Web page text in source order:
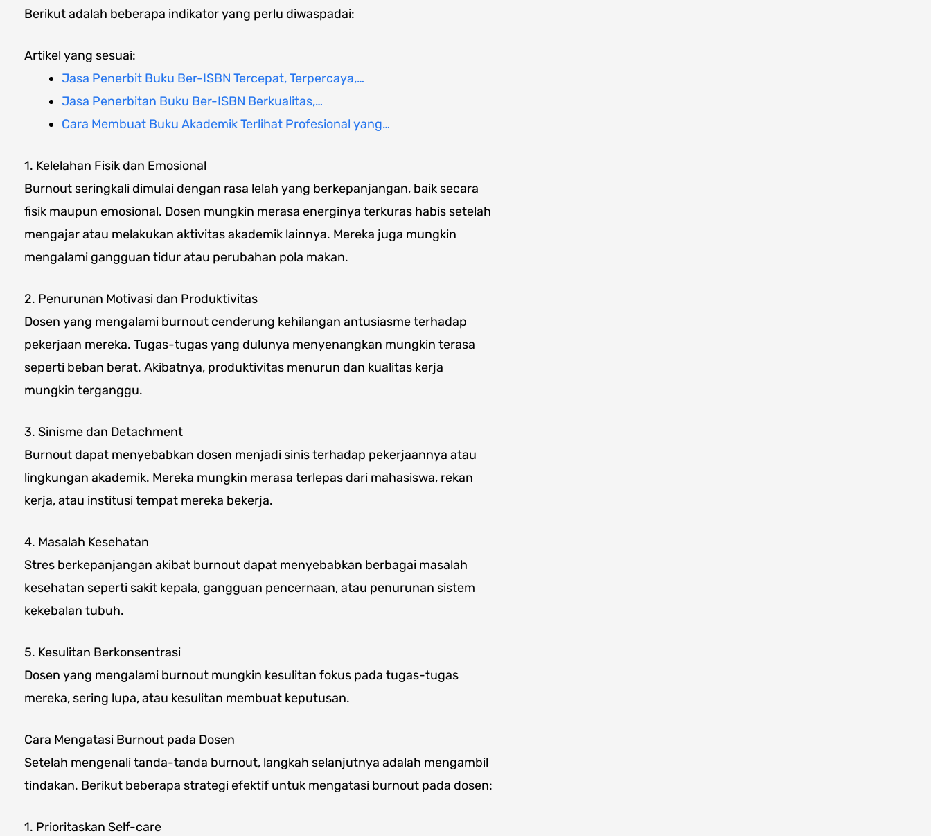
Berikut adalah beberapa indikator yang perlu diwaspadai:
Artikel yang sesuai:
Jasa Penerbit Buku Ber-ISBN Tercepat, Terpercaya,…
Jasa Penerbitan Buku Ber-ISBN Berkualitas,…
Cara Membuat Buku Akademik Terlihat Profesional yang…
1. Kelelahan Fisik dan Emosional
Burnout seringkali dimulai dengan rasa lelah yang berkepanjangan, baik secara
fisik maupun emosional. Dosen mungkin merasa energinya terkuras habis setelah
mengajar atau melakukan aktivitas akademik lainnya. Mereka juga mungkin
mengalami gangguan tidur atau perubahan pola makan.
2. Penurunan Motivasi dan Produktivitas
Dosen yang mengalami burnout cenderung kehilangan antusiasme terhadap
pekerjaan mereka. Tugas-tugas yang dulunya menyenangkan mungkin terasa
seperti beban berat. Akibatnya, produktivitas menurun dan kualitas kerja
mungkin terganggu.
3. Sinisme dan Detachment
Burnout dapat menyebabkan dosen menjadi sinis terhadap pekerjaannya atau
lingkungan akademik. Mereka mungkin merasa terlepas dari mahasiswa, rekan
kerja, atau institusi tempat mereka bekerja.
4. Masalah Kesehatan
Stres berkepanjangan akibat burnout dapat menyebabkan berbagai masalah
kesehatan seperti sakit kepala, gangguan pencernaan, atau penurunan sistem
kekebalan tubuh.
5. Kesulitan Berkonsentrasi
Dosen yang mengalami burnout mungkin kesulitan fokus pada tugas-tugas
mereka, sering lupa, atau kesulitan membuat keputusan.
Cara Mengatasi Burnout pada Dosen
Setelah mengenali tanda-tanda burnout, langkah selanjutnya adalah mengambil
tindakan. Berikut beberapa strategi efektif untuk mengatasi burnout pada dosen:
1. Prioritaskan Self-care